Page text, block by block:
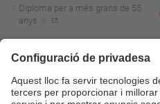
Diploma per a més grans de 55
anys
Actualitat R+D+I
La recerca a la UPC
La transferència, l'emprenedoria i